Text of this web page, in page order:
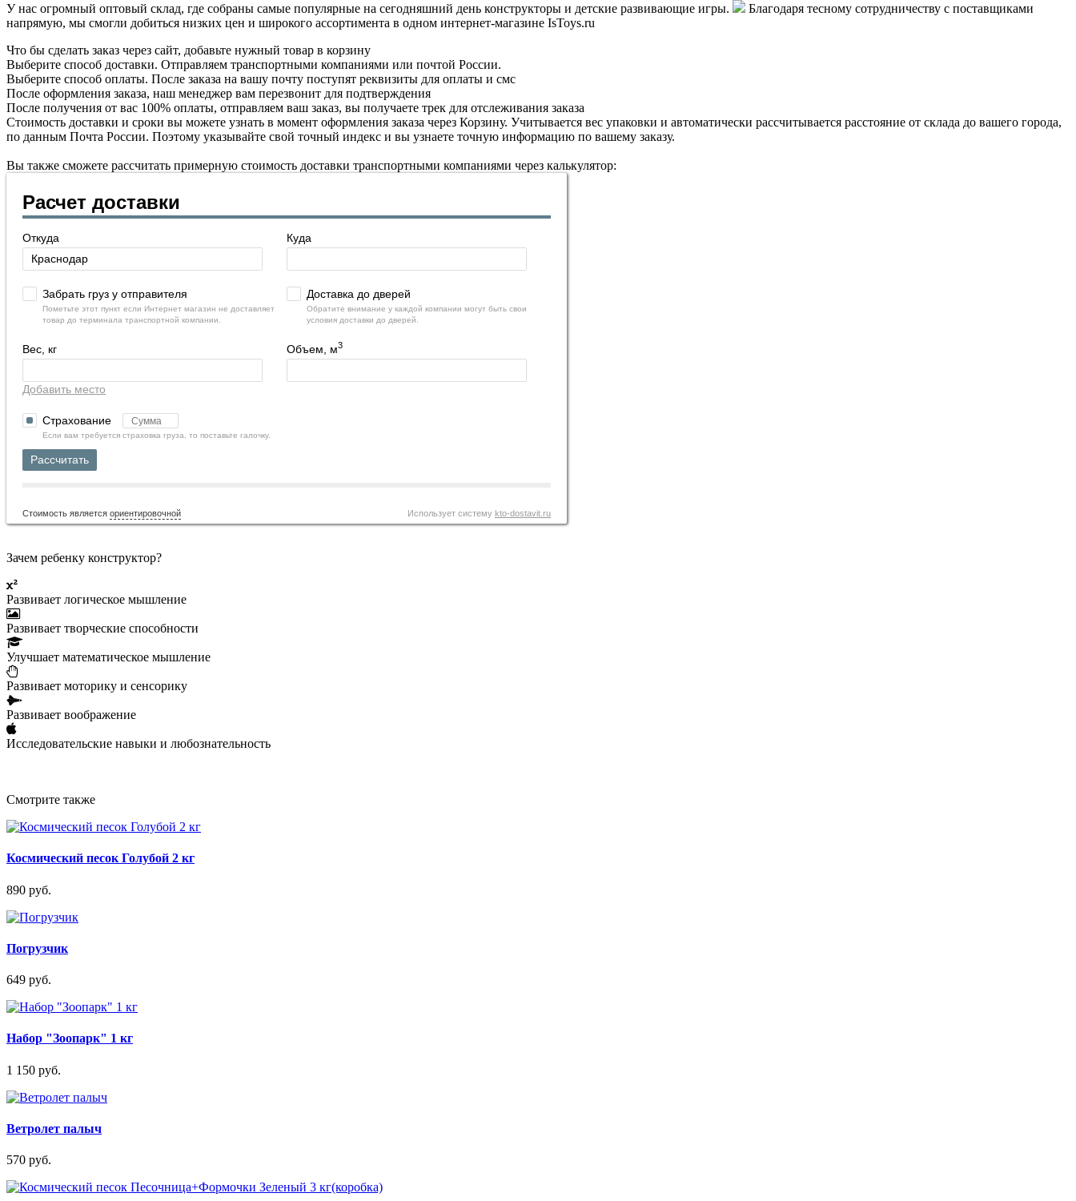
У нас огромный оптовый склад, где собраны самые популярные на сегодняшний день конструкторы и детские развивающие игры.
Благодаря тесному сотрудничеству с поставщиками
напрямую, мы смогли добиться низких цен и широкого ассортимента в одном интернет-магазине IsToys.ru
Что бы сделать заказ через сайт, добавьте нужный товар в корзину
Выберите способ доставки. Отправляем транспортными компаниями или почтой России.
Выберите способ оплаты. После заказа на вашу почту поступят реквизиты для оплаты и смс
После оформления заказа, наш менеджер вам перезвонит для подтверждения
После получения от вас 100% оплаты, отправляем ваш заказ, вы получаете трек для отслеживания заказа
Стоимость доставки и сроки вы можете узнать в момент оформления заказа через Корзину. Учитывается вес упаковки и автоматически рассчитывается расстояние от склада до вашего города,
по данным Почта России. Поэтому указывайте свой точный индекс и вы узнаете точную информацию по вашему заказу.
Вы также сможете рассчитать примерную стоимость доставки транспортными компаниями через калькулятор:
Расчет доставки
Откуда Куда
Забрать груз у отправителя
Пометьте этот пункт если Интернет магазин не доставляет
товар до терминала транспортной компании.
Доставка до дверей
Обратите внимание у каждой компании могут быть свои
условия доставки до дверей.
Вес, кг Объем, м3
Добавить место
Страхование
Если вам требуется страховка груза, то поставьте галочку.
Рассчитать
Стоимость является ориентировочной Использует систему kto-dostavit.ru
Зачем ребенку конструктор?
Развивает логическое мышление
Развивает творческие способности
Улучшает математическое мышление
Развивает моторику и сенсорику
Развивает воображение
Исследовательские навыки и любознательность
Смотрите также
Космический песок Голубой 2 кг
890 руб.
Погрузчик
649 руб.
Набор "Зоопарк" 1 кг
1 150 руб.
Ветролет палыч
570 руб.